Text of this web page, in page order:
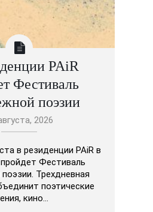
PAiR
Фестиваль
поэзии
2026
в резиденции PAiR в
Фестиваль
Трехдневная
поэтические
кино…